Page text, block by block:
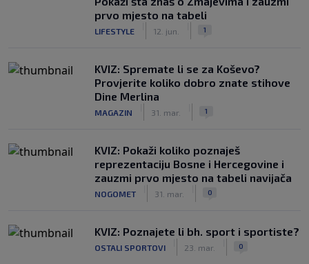
prvo mjesto na tabeli
LIFESTYLE 12. jun. 1
KVIZ: Spremate li se za Koševo?
Provjerite koliko dobro znate stihove
Dine Merlina
MAGAZIN 31. mar. 1
KVIZ: Pokaži koliko poznaješ
reprezentaciju Bosne i Hercegovine i
zauzmi prvo mjesto na tabeli navijača
NOGOMET 31. mar. 0
KVIZ: Poznajete li bh. sport i sportiste?
OSTALI SPORTOVI 23. mar. 0